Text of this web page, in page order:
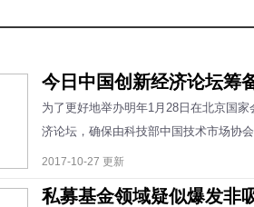
今日中国创新经济论坛筹
为了更好地举办明年1月28日在北京国
济论坛，确保由科技部中国技术市场协
2017-10-27 更新
私募基金领域疑似爆发非